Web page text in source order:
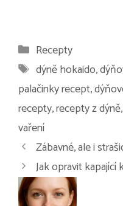
Rubriky
Recepty
Štítky
dýně hokaido,
palačinky recept,
recepty,recepty z dýně,
vaření
Navigace
příspěvků
Zábavné, ale i
Jak opravit kapající